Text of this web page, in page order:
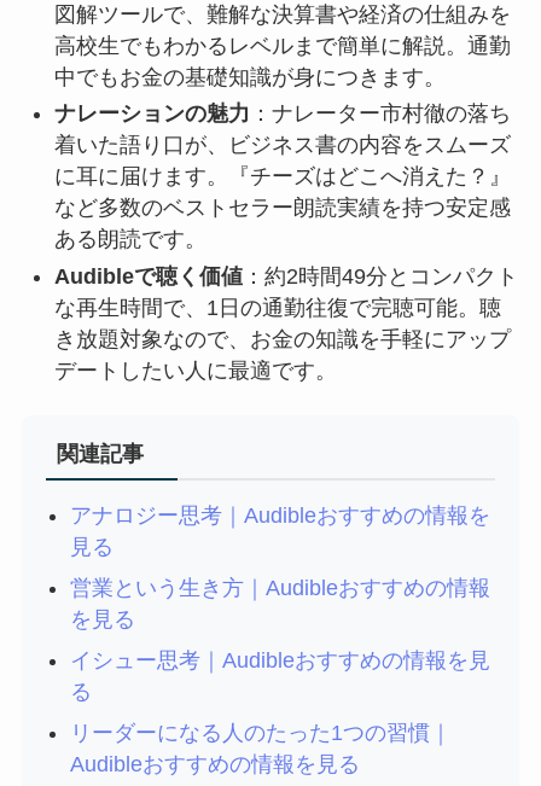
図解ツールで、難解な決算書や経済の仕組みを
高校生でもわかるレベルまで簡単に解説。通勤
中でもお金の基礎知識が身につきます。
ナレーションの魅力 ：ナレーター市村徹の落ち
着いた語り口が、ビジネス書の内容をスムーズ
に耳に届けます。『チーズはどこへ消えた？』
など多数のベストセラー朗読実績を持つ安定感
ある朗読です。
Audibleで聴く価値：約2時間49分とコンパクト
な再生時間で、1日の通勤往復で完聴可能。聴
き放題対象なので、お金の知識を手軽にアップ
デートしたい人に最適です。
関連記事
アナロジー思考｜Audibleおすすめの情報を
見る
営業という生き方｜Audibleおすすめの情報
を見る
イシュー思考｜Audibleおすすめの情報を見
る
リーダーになる人のたった1つの習慣｜
Audibleおすすめの情報を見る